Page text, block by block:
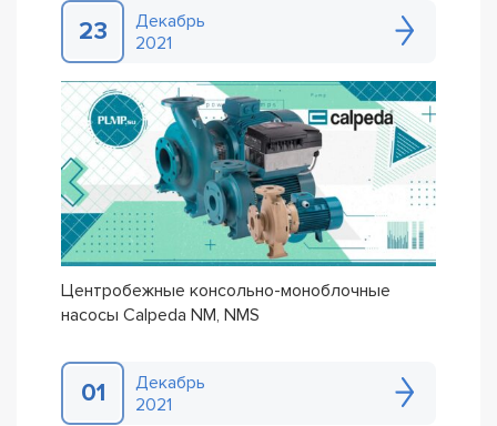
23
Декабрь
2021
Центробежные консольно-моноблочные
насосы Calpeda NM, NMS
01
Декабрь
2021